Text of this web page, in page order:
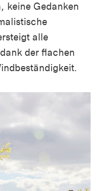
keine Gedanken
alle
der flachen